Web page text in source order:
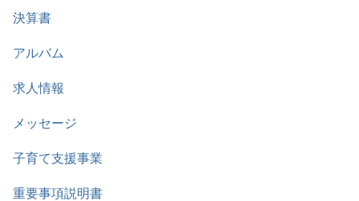
決算書
アルバム
求人情報
メッセージ
子育て支援事業
重要事項説明書